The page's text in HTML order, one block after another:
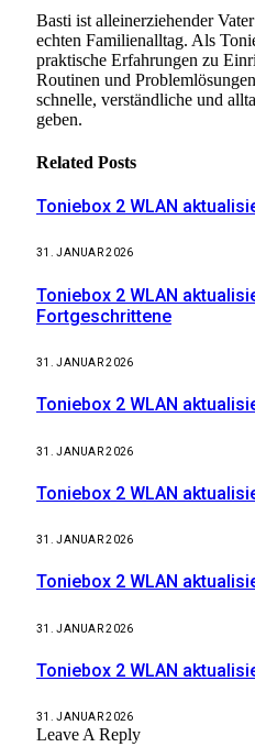
Basti ist alleinerziehender
echten Familienalltag. Als
praktische Erfahrungen zu
Routinen und
schnelle, verständliche und
geben.
Related Posts
Toniebox 2 WLAN
31. JANUAR 2026
Toniebox 2 WLAN
Fortgeschrittene
31. JANUAR 2026
Toniebox 2 WLAN
31. JANUAR 2026
Toniebox 2 WLAN
31. JANUAR 2026
Toniebox 2 WLAN
31. JANUAR 2026
Toniebox 2 WLAN
31. JANUAR 2026
Leave A Reply